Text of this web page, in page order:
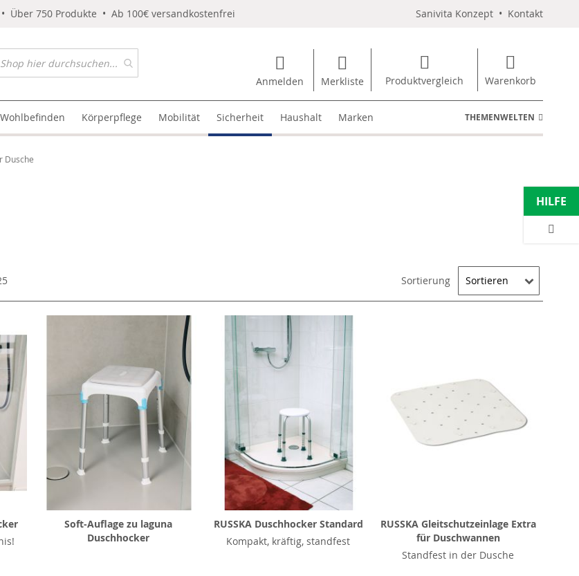
Über 750 Produkte • Ab 100€ versandkostenfrei Sanivita Konzept • Kontakt
Anmelden Merkliste Produktvergleich Warenkorb
Wohlbefinden Körperpflege Mobilität Sicherheit Haushalt Marken THEMENWELTEN
Dusche
Sortierung
Soft-Auflage zu laguna
Duschhocker
RUSSKA Duschhocker Standard
Kompakt, kräftig, standfest
RUSSKA Gleitschutzeinlage Extra
für Duschwannen
Standfest in der Dusche
HILFE